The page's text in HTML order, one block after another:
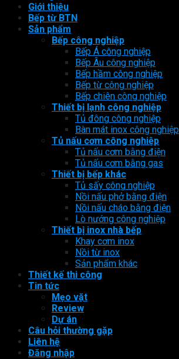
Giới thiệu
Bếp từ BTN
Sản phẩm
Bếp công nghiệp
Bếp Á công nghiệp
Bếp Âu công nghiệp
Bếp hầm công nghiệp
Bếp từ công nghiệp
Bếp chiên công nghiệp
Thiết bị lạnh công nghiệp
Tủ đông công nghiệp
Bàn mát inox công nghiệp
Tủ nấu cơm công nghiệp
Tủ nấu cơm bằng điện
Tủ nấu cơm bằng gas
Thiết bị bếp khác
Tủ sấy công nghiệp
Nồi nấu phở bằng điện
Nồi nấu cháo bằng điện
Lò nướng công nghiệp
Thiết bị inox nhà bếp
Khay cơm inox
Nồi từ inox
Sản phẩm khác
Thiết kế thi công
Tin tức
Mẹo vặt
Review
Dự án
Câu hỏi thường gặp
Liên hệ
Đăng nhập